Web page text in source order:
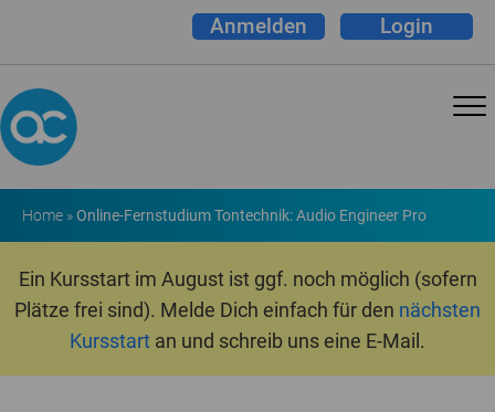
Anmelden Login
Home »Online-Fernstudium Tontechnik: Audio Engineer Pro
Ein Kursstart im August ist ggf. noch möglich (sofern
Plätze frei sind). Melde Dich einfach für den nächsten
Kursstart an und schreib uns eine E-Mail.